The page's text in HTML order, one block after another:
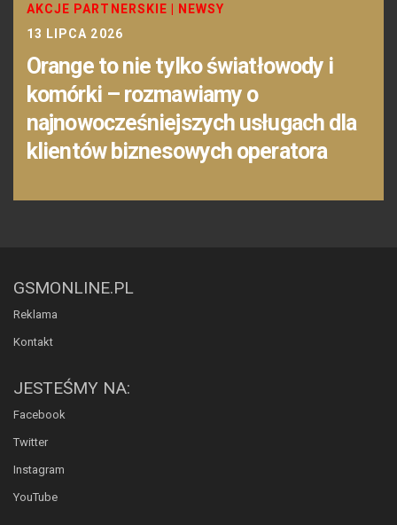
AKCJE PARTNERSKIE
NEWSY
13 LIPCA 2026
Orange to nie tylko światłowody i
komórki – rozmawiamy o
najnowocześniejszych usługach dla
klientów biznesowych operatora
GSMONLINE.PL
Reklama
Kontakt
JESTEŚMY NA:
Facebook
Twitter
Instagram
YouTube